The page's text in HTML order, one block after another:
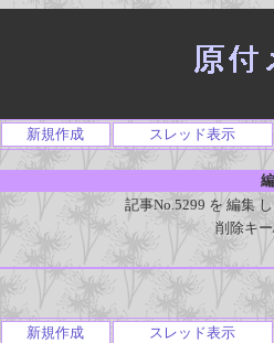
新規作成 スレッド表示
記事No.5299 を 編集
削除キ
新規作成 スレッド表示